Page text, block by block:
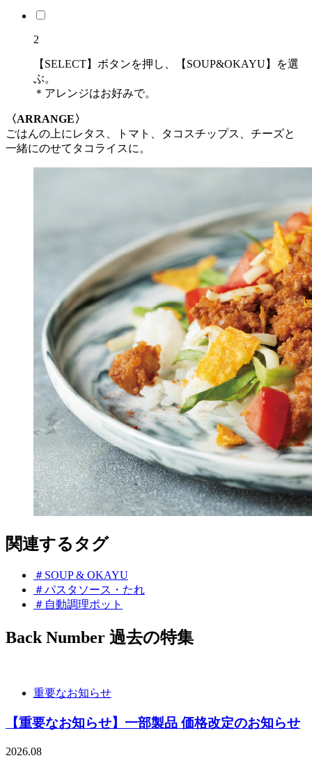
2
【SELECT】ボタンを押し、【SOUP&OKAYU】を選
ぶ。
＊アレンジはお好みで。
〈ARRANGE〉
ごはんの上にレタス、トマト、タコスチップス、チーズと
一緒にのせてタコライスに。
関連するタグ
＃SOUP & OKAYU
＃パスタソース・たれ
＃自動調理ポット
Back Number 過去の特集
重要なお知らせ
【重要なお知らせ】一部製品 価格改定のお知らせ
2026.08